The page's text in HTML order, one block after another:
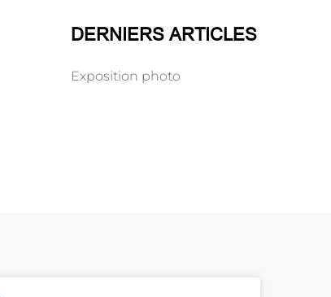
DERNIERS ARTICLES
Exposition photo